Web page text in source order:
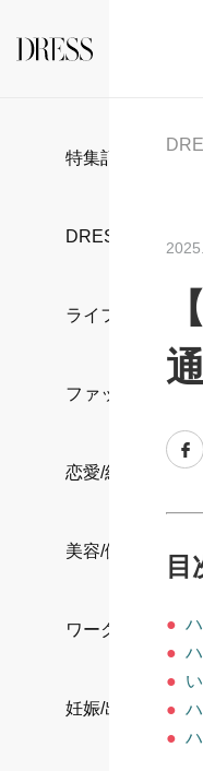
特集記事
DRESS部活
ライフスタイル
ファッション
恋愛/結婚/離婚
美容/健康
ワークスタイル
妊娠/出産/家族
目
●
●
●
●
●